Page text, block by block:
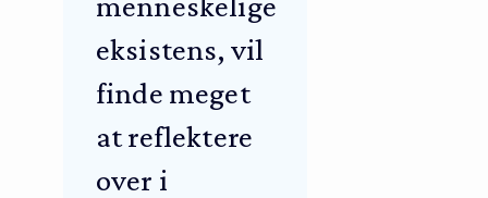
eksistens, vil
finde meget
at reflektere
over i